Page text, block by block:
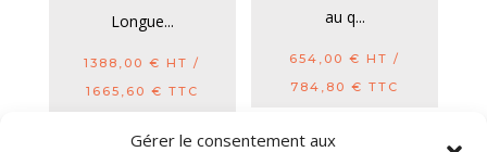
Gérer le consentement aux
Longue...
1388,00€ HT /
1665,60 € TTC
au q...
654,00€ HT /
784,80€ TTC